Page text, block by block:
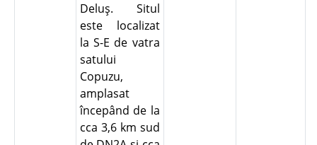
Deluş. Situl
este localizat
la S-E de vatra
satului
Copuzu,
amplasat
începând de la
cca 3,6 km sud